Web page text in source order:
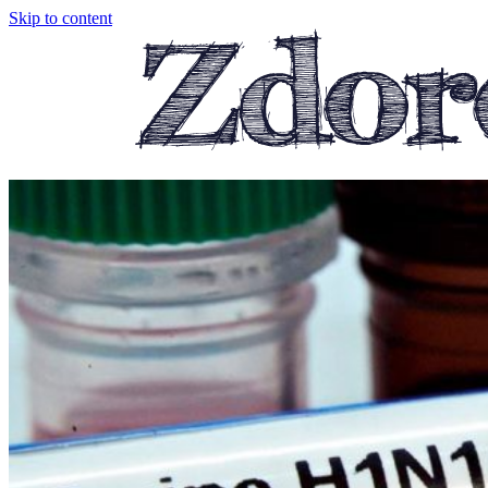
Skip to content